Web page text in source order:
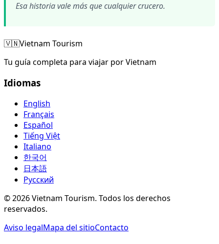
Esa historia vale más que cualquier crucero.
🇻🇳Vietnam Tourism
Tu guía completa para viajar por Vietnam
Idiomas
English
Français
Español
Tiếng Việt
Italiano
한국어
日本語
Русский
©2026Vietnam Tourism. Todos los derechos
reservados.
Aviso legalMapa del sitioContacto